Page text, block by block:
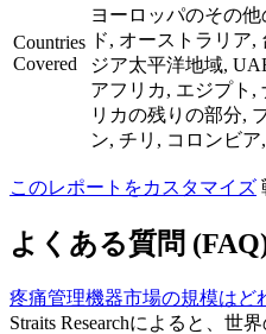
Countries
Covered
ヨーロッパのその
ド, オーストラリア
ジア太平洋地域,
アフリカ, エジプト,
リカの残りの部分,
ン, チリ, コロンビ
このレポートをカスタマイズ
よくある質問
疼痛管理機器市場の規模はど
Straits Researchによると、世